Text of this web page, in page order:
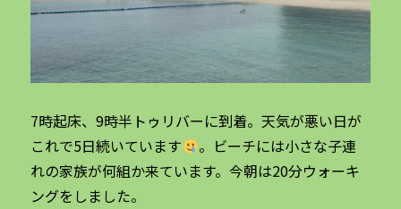
7時起床、9時半トゥリバーに到着。天気が悪い日が
これで5日続いています
。ビーチには小さな子連
れの家族が何組か来ています。今朝は20分ウォーキ
ングをしました。